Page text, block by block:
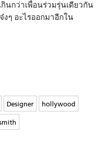
กินกว่าเพื่อนร่วมรุ่นเดียวกัน
งๆ อะไรออกมาอีกใน
Designer
hollywood